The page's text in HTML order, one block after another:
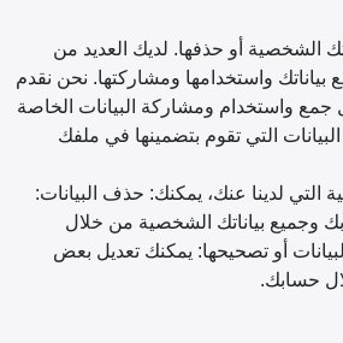
الشخصية أو حذفها. لديك العديد من
بياناتك واستخدامها ومشاركتها. نحن نقدم
جمع واستخدام ومشاركة البيانات الخاصة
التي تقوم بتضمينها في ملفك
التي لدينا عنك، يمكنك: حذف البيانات:
بياناتك الشخصية من خلال
أو تصحيحها: يمكنك تعديل بعض
حسابك.